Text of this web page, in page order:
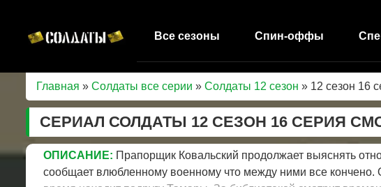
Все сезоны Спин-оффы
Главная » Солдаты все серии » Солдаты 12 сезон » 12 сезон 16
СЕРИАЛ СОЛДАТЫ 12 СЕЗОН 16 СЕРИЯ
ОПИСАНИЕ: Прапорщик Ковальский продолжает выяснять
сообщает влюбленному военному что между ними все кончено.